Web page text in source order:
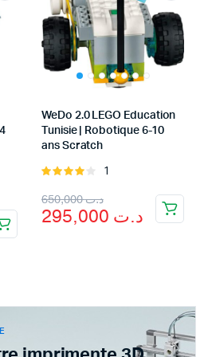
WeDo 2.0 LEGO Education
Tunisie | Robotique 6-10
ans Scratch
Rated
of 5
1
د.ت650,000
د.ت